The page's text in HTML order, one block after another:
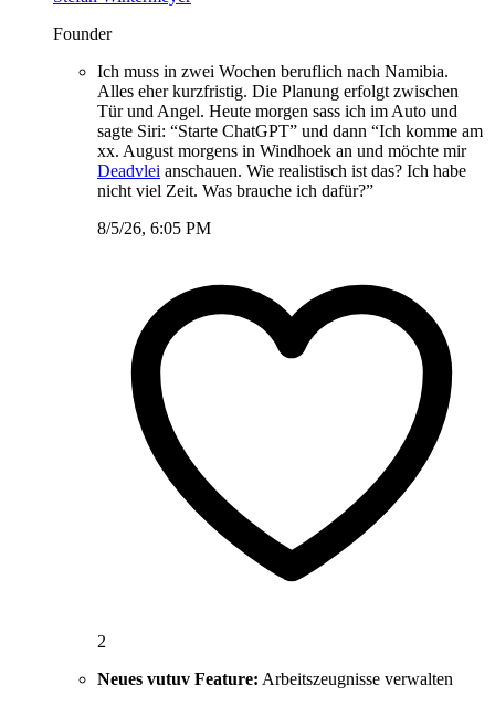
Founder
Ich muss in zwei Wochen beruflich nach Namibia.
Alles eher kurzfristig. Die Planung erfolgt zwischen
Tür und Angel. Heute morgen sass ich im Auto und
sagte Siri: “Starte ChatGPT” und dann “Ich komme am
xx. August morgens in Windhoek an und möchte mir
Deadvlei anschauen. Wie realistisch ist das? Ich habe
nicht viel Zeit. Was brauche ich dafür?”
8/5/26, 6:05 PM
2
Neues vutuv Feature: Arbeitszeugnisse verwalten